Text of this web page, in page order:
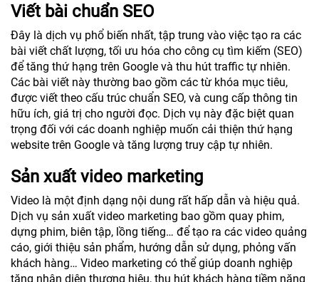
Viết bài chuẩn SEO
Đây là dịch vụ phổ biến nhất, tập trung vào việc tạo ra các
bài viết chất lượng, tối ưu hóa cho công cụ tìm kiếm (SEO)
để tăng thứ hạng trên Google và thu hút traffic tự nhiên.
Các bài viết này thường bao gồm các từ khóa mục tiêu,
được viết theo cấu trúc chuẩn SEO, và cung cấp thông tin
hữu ích, giá trị cho người đọc. Dịch vụ này đặc biệt quan
trọng đối với các doanh nghiệp muốn cải thiện thứ hạng
website trên Google và tăng lượng truy cập tự nhiên.
Sản xuất video marketing
Video là một định dạng nội dung rất hấp dẫn và hiệu quả.
Dịch vụ sản xuất video marketing bao gồm quay phim,
dựng phim, biên tập, lồng tiếng… để tạo ra các video quảng
cáo, giới thiệu sản phẩm, hướng dẫn sử dụng, phỏng vấn
khách hàng… Video marketing có thể giúp doanh nghiệp
tăng nhận diện thương hiệu, thu hút khách hàng tiềm năng